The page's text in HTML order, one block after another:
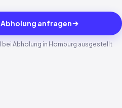
anfragen
Abholung in Homburg ausgestellt